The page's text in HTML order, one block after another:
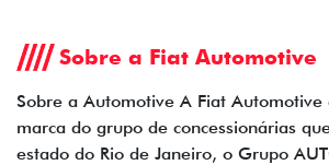
Sobre a Fiat Automotive
Sobre a Automotive A Fiat
marca do grupo de concessionárias
estado do Rio de Janeiro, o Grupo